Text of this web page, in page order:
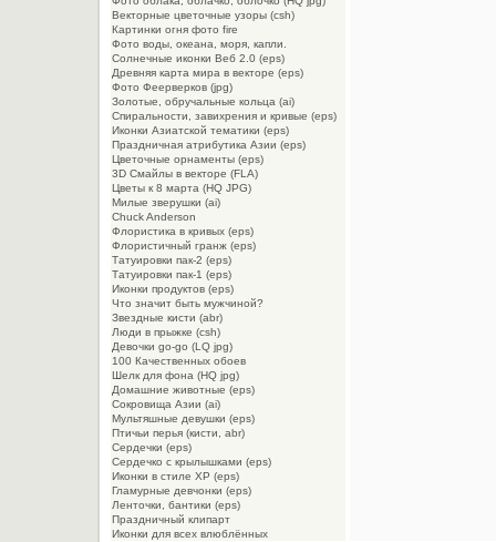
Векторные цветочные узоры (csh)
Картинки огня фото fire
Фото воды, океана, моря, капли.
Солнечные иконки Веб 2.0 (eps)
Древняя карта мира в векторе (eps)
Фото Феерверков (jpg)
Золотые, обручальные кольца (ai)
Спиральности, завихрения и кривые (eps)
Иконки Азиатской тематики (eps)
Праздничная атрибутика Азии (eps)
Цветочные орнаменты (eps)
3D Смайлы в векторе (FLA)
Цветы к 8 марта (HQ JPG)
Милые зверушки (ai)
Chuck Anderson
Флористика в кривых (eps)
Флористичный гранж (eps)
Татуировки пак-2 (eps)
Татуировки пак-1 (eps)
Иконки продуктов (eps)
Что значит быть мужчиной?
Звездные кисти (abr)
Люди в прыжке (csh)
Девочки go-go (LQ jpg)
100 Качественных обоев
Шелк для фона (HQ jpg)
Домашние животные (eps)
Сокровища Азии (ai)
Мультяшные девушки (eps)
Птичьи перья (кисти, abr)
Сердечки (eps)
Сердечко с крылышками (eps)
Иконки в стиле XP (eps)
Гламурные девчонки (eps)
Ленточки, бантики (eps)
Праздничный клипарт
Иконки для всех влюблённых